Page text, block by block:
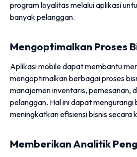
program loyalitas melalui aplikasi
banyak pelanggan.
Mengoptimalkan Proses
Aplikasi mobile dapat membantu
mengoptimalkan berbagai proses
manajemen inventaris, pemesanan,
pelanggan. Hal ini dapat mengurangi
meningkatkan efisiensi bisnis secara
Memberikan Analitik